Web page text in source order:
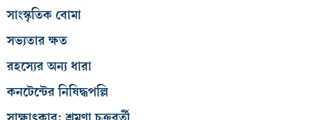
সাংস্কৃতিক বোমা
সভ্যতার ক্ষত
রহস্যের অন্য ধারা
কনটেন্টের নিষিদ্ধপল্লি